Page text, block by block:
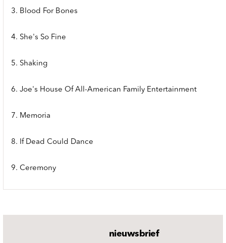
3. Blood For Bones
4. She's So Fine
5. Shaking
6. Joe's House Of All-American Family Entertainment
7. Memoria
8. If Dead Could Dance
9. Ceremony
nieuwsbrief